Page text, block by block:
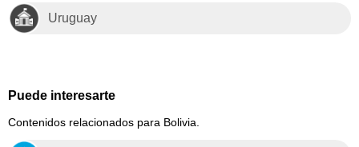
Uruguay
Puede interesarte
Contenidos relacionados para Bolivia.